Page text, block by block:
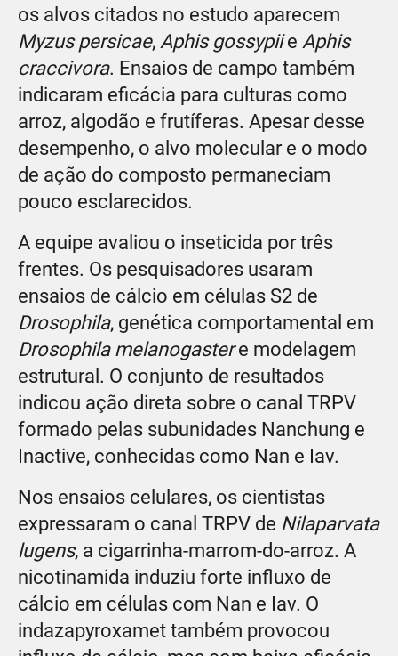
os alvos citados no estudo aparecem
Myzus persicae, Aphis gossypiie Aphis
craccivora. Ensaios de campo também
indicaram eficácia para culturas como
arroz, algodão e frutíferas. Apesar desse
desempenho, o alvo molecular e o modo
de ação do composto permaneciam
pouco esclarecidos.
A equipe avaliou o inseticida por três
frentes. Os pesquisadores usaram
ensaios de cálcio em células S2 de
Drosophila, genética comportamental em
Drosophila melanogastere modelagem
estrutural. O conjunto de resultados
indicou ação direta sobre o canal TRPV
formado pelas subunidades Nanchung e
Inactive, conhecidas como Nan e Iav.
Nos ensaios celulares, os cientistas
expressaram o canal TRPV de Nilaparvata
lugens, a cigarrinha-marrom-do-arroz. A
nicotinamida induziu forte influxo de
cálcio em células com Nan e Iav. O
indazapyroxamet também provocou